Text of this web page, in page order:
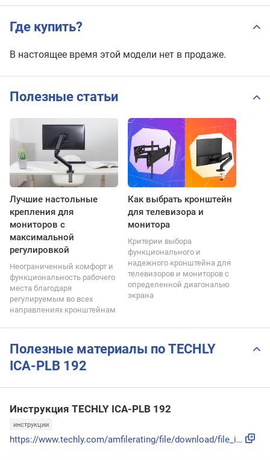
Где купить?
В настоящее время этой модели нет в продаже.
Полезные статьи
Лучшие настольные
крепления для
мониторов с
максимальной
регулировкой
Неограниченный комфорт и
функциональность рабочего
места благодаря
регулируемым во всех
направлениях кронштейнам
Как выбрать кронштейн
для телевизора и
монитора
Критерии выбора
функционального и
надежного кронштейна для
телевизоров и мониторов с
определенной диагональю
экрана
Полезные материалы по TECHLY
ICA-PLB 192
Инструкция TECHLY ICA-PLB 192
инструкции
https://www.techly.com/amfilerating/file/download/file_id/2...